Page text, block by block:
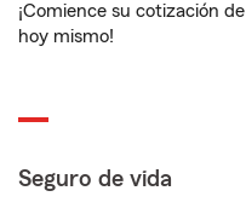
¡Comience su cotización de
hoy mismo!
Seguro de vida